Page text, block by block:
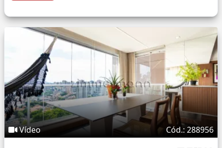
Vídeo Cód.: 288956